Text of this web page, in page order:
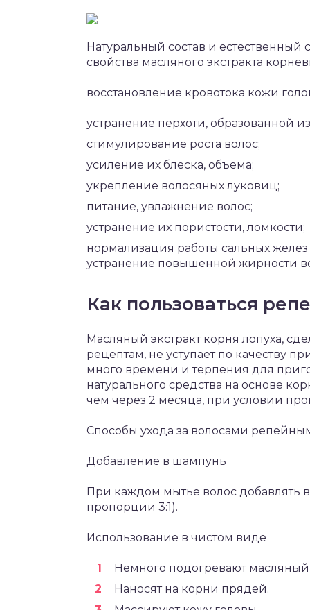
Натуральный состав и
свойства масляного экстракта
восстановление кровотока кожи
устранение перхоти, образованной
стимулирование роста волос;
усиление их блеска, объема;
укрепление волосяных луковиц;
питание, увлажнение волос;
устранение их пористости, ломкости;
нормализация работы сальных
устранение повышенной жирности
Как пользоваться
Масляный экстракт корня лопуха,
рецептам, не уступает по качеству
много времени и терпения для
натурального средства на основе
чем через 2 месяца, при условии
Способы ухода за волосами
Добавление в шампунь
При каждом мытье волос добавлять
пропорции 3:1).
Использование в чистом виде
Немного подогревают масляный
Наносят на корни прядей.